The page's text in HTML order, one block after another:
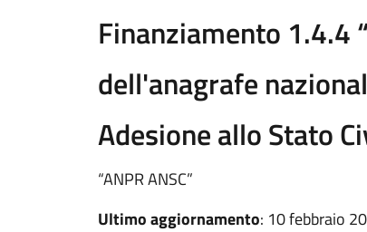
Finanziamento 1.4.4
dell'anagrafe
Adesione allo Stato
“ANPR ANSC”
Ultimo aggiornamento: 10 febbraio